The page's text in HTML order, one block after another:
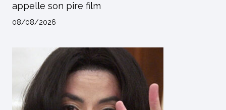
appelle son pire film
08/08/2026